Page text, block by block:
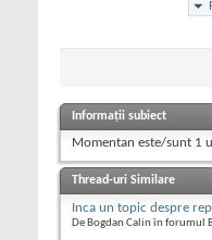
Informații subiect
Momentan este/sunt 1
Thread-uri Similare
Inca un topic despre
De Bogdan Calin în forumul